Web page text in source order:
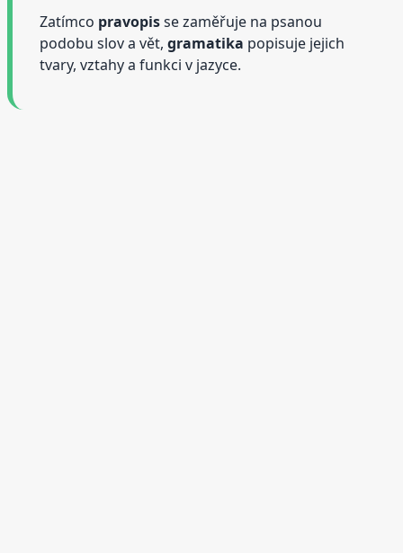
Zatímco pravopisse zaměřuje na psanou
podobu slov a vět, gramatika popisuje jejich
tvary, vztahy a funkci v jazyce.